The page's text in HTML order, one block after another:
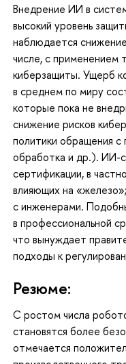
Внедрение ИИ в
высокий уровень
наблюдается
числе, с применением
киберзащиты. Ущерб
в среднем по миру
которые пока не
снижение рисков
политики обращения
обработка и др.). ИИ-
сертификации, в
влияющих на
с инженерами.
в профессиональной
что вынуждает
подходы к
Резюме:
С ростом числа
становятся более
отмечается